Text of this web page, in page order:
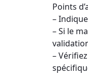
Points
–
– Si le
–